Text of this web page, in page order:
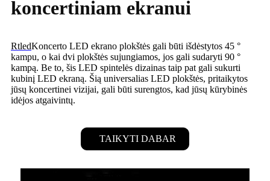
koncertiniam ekranui
RtledKoncerto LED ekrano plokštės gali būti išdėstytos 45 °
kampu, o kai dvi plokštės sujungiamos, jos gali sudaryti 90 °
kampą. Be to, šis LED spintelės dizainas taip pat gali sukurti
kubinį LED ekraną. Šią universalias LED plokštės, pritaikytos
jūsų koncertinei vizijai, gali būti surengtos, kad jūsų kūrybinės
idėjos atgaivintų.
TAIKYTI DABAR